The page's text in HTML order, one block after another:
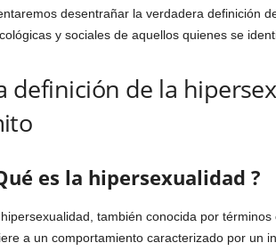
desentrañar la verdadera definición
y sociales de aquellos quienes se
definición de la
es la hipersexualidad ?
también conocida por términos
a un comportamiento caracterizado por un